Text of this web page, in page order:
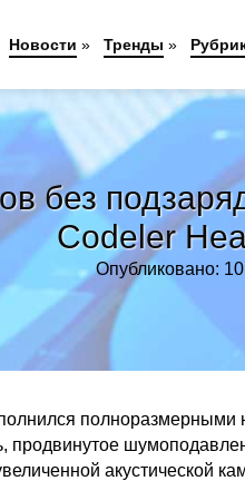
без
Codeler
Опубликовано:
акустической
Новости » Тренды »